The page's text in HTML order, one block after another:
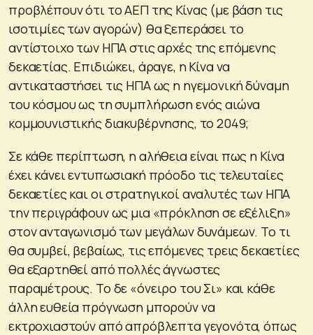
προβλέπουν ότι το ΑΕΠ της Κίνας (με βάση τις
ισοτιμίες των αγορών) θα ξεπεράσει το
αντίστοιχο των ΗΠΑ στις αρχές της επόμενης
δεκαετίας. Επιδιώκει, άραγε, η Κίνα να
αντικαταστήσει τις ΗΠΑ ως η ηγεμονική δύναμη
του κόσμου ως τη συμπλήρωση ενός αιώνα
κομμουνιστικής διακυβέρνησης, το 2049;
Σε κάθε περίπτωση, η αλήθεια είναι πως η Κίνα
έχει κάνει εντυπωσιακή πρόοδο τις τελευταίες
δεκαετίες και οι στρατηγικοί αναλυτές των ΗΠΑ
την περιγράφουν ως μια «πρόκληση σε εξέλιξη»
στον ανταγωνισμό των μεγάλων δυνάμεων. Το τι
θα συμβεί, βεβαίως, τις επόμενες τρεις δεκαετίες
θα εξαρτηθεί από πολλές άγνωστες
παραμέτρους. Το δε «όνειρο του Σι» και κάθε
άλλη ευθεία πρόγνωση μπορούν να
εκτροχιαστούν από απρόβλεπτα γεγονότα, όπως